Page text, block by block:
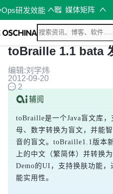
研发效能 媒体矩阵
toBraille 1.1 bata
编辑:刘学炜
2012-09-20
2
toBraille是一个Java盲文库
母、数字转换为盲文，并能
音的盲文。toBraille1.1版本
上的中文（繁简体）并转换
Demo的UI，支持换肤功能
能实用性。